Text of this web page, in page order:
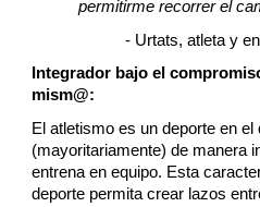
permitirme recorrer el
- Urtats, atleta y
Integrador bajo el
mism@:
El atletismo es un deporte en
(mayoritariamente) de manera
entrena en equipo. Esta
deporte permita crear lazos